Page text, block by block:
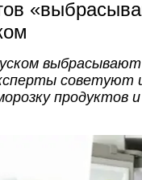
советуют
продуктов